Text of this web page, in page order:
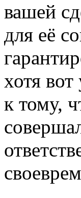
вашей
для её
хотя
к тому,